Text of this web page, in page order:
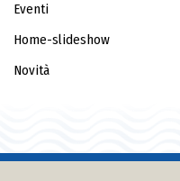
Eventi
Home-slideshow
Novità